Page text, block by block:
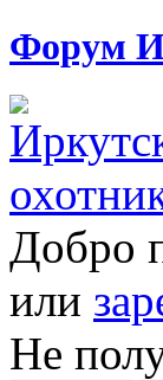
Форум
Добро
или
Не